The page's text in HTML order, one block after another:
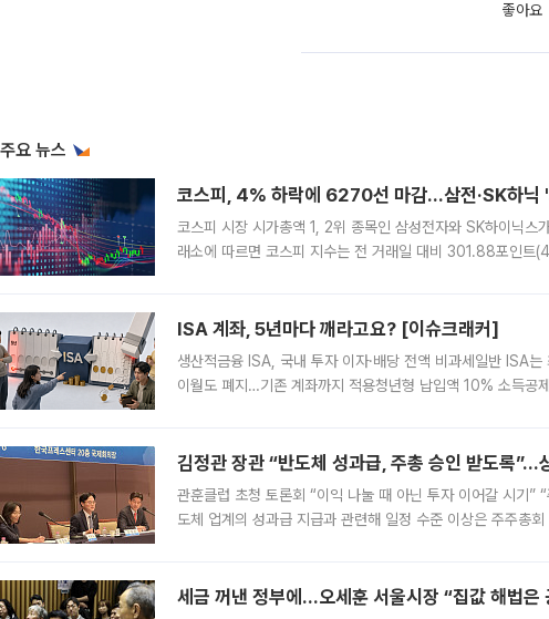
좋아요
주요 뉴스
코스피, 4% 하락에 6270선 마감…삼전·SK하닉
코스피 시장 시가총액 1, 2위 종목인 삼성전자와 SK하이닉
래소에 따르면 코스피 지수는 전 거래일 대비 301.88포인
ISA 계좌, 5년마다 깨라고요? [이슈크래커]
생산적금융 ISA, 국내 투자 이자·배당 전액 비과세일반 ISA
이월도 폐지…기존 계좌까지 적용청년형 납입액 10% 소득공
김정관 장관 “반도체 성과급, 주총 승인 받도록”…
관훈클럽 초청 토론회 “이익 나눌 때 아닌 투자 이어갈 시기”
도체 업계의 성과급 지급과 관련해 일정 수준 이상은 주주총
세금 꺼낸 정부에…오세훈 서울시장 “집값 해법은